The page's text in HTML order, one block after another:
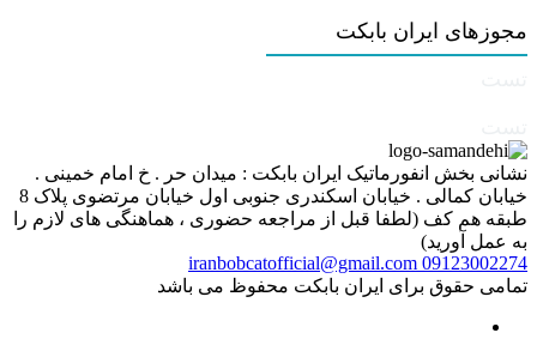
مجوزهای ایران بابکت
نشانی بخش انفورماتیک ایران بابکت : میدان حر . خ امام خمینی .
خیابان کمالی . خیابان اسکندری جنوبی اول خیابان مرتضوی پلاک 8
طبقه هم کف (لطفا قبل از مراجعه حضوری ، هماهنگی های لازم را
به عمل آورید)
09123002274
iranbobcatofficial@gmail.com
تمامی حقوق برای ایران بابکت محفوظ می باشد